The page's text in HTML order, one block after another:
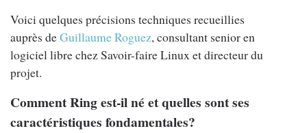
Voici quelques précisions techniques recueillies
auprès deGuillaume Roguez, consultant senior en
logiciel libre chez Savoir-faire Linux et directeur du
projet.
Comment Ring est-il né et quelles sont ses
caractéristiques fondamentales?